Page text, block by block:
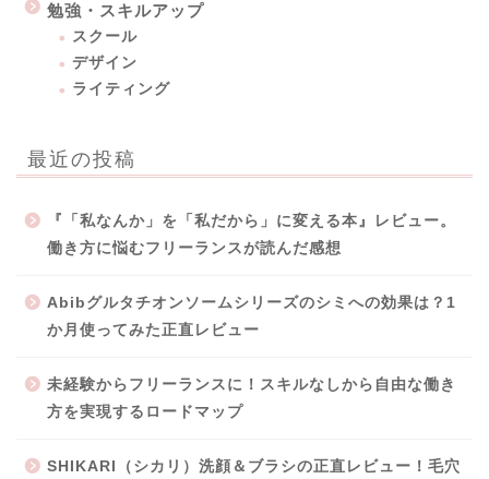
勉強・スキルアップ
スクール
デザイン
ライティング
最近の投稿
『「私なんか」を「私だから」に変える本』レビュー。
働き方に悩むフリーランスが読んだ感想
Abibグルタチオンソームシリーズのシミへの効果は？1
か月使ってみた正直レビュー
未経験からフリーランスに！スキルなしから自由な働き
方を実現するロードマップ
SHIKARI（シカリ）洗顔＆ブラシの正直レビュー！毛穴